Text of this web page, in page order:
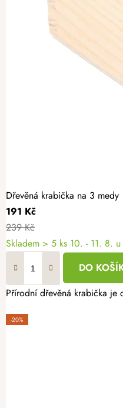
Dřevěná krabička na 3 medy
191 Kč
239 Kč
Skladem > 5 ks 10. - 11. 8. u
DO
Přírodní dřevěná krabička je
-20%